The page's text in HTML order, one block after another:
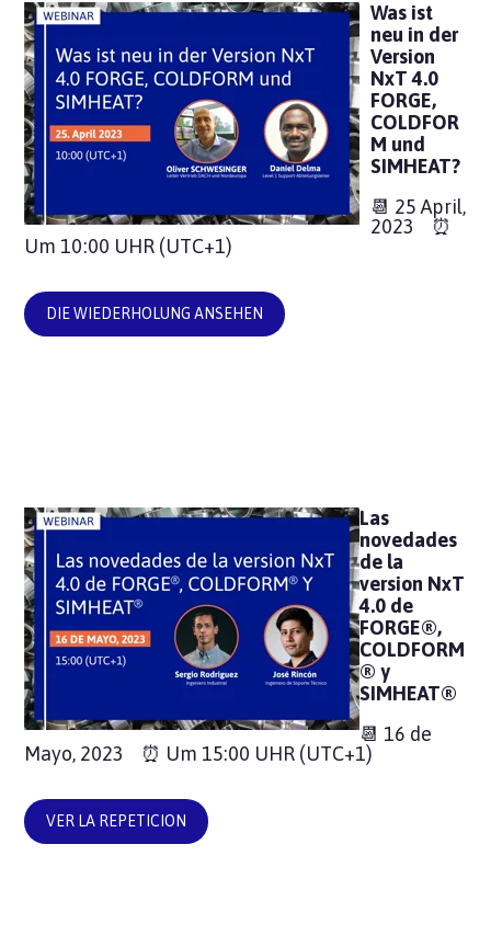
Was ist
neu in der
Version
NxT 4.0
FORGE,
COLDFOR
M und
SIMHEAT?
📆 25 April,
2023 ⏰
Um 10:00 UHR (UTC+1)
DIE WIEDERHOLUNG ANSEHEN
Las
novedades
de la
version NxT
4.0 de
FORGE®,
COLDFORM
® y
SIMHEAT®
📆 16 de
Mayo, 2023 ⏰ Um 15:00 UHR (UTC+1)
VER LA REPETICION